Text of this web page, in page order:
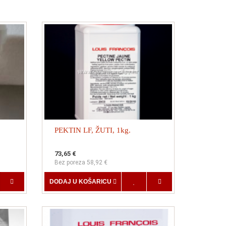
PEKTIN LF, ŽUTI, 1kg.
73,65 €
Bez poreza 58,92 €
DODAJ U KOŠARICU